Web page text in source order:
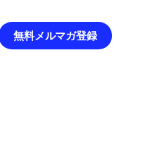
無料メルマガ登録